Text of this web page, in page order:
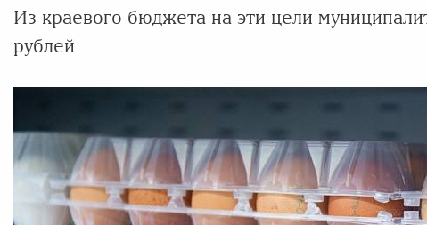
Из краевого бюджета на эти цели
рублей